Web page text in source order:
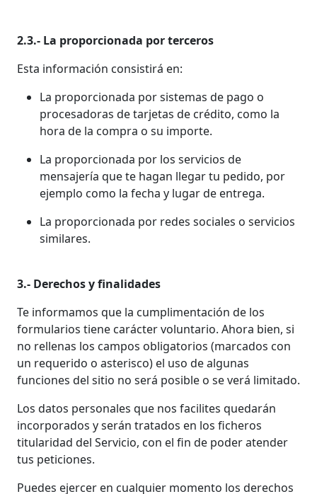
2.3.- La proporcionada por terceros
Esta información consistirá en:
La proporcionada por sistemas de pago o
procesadoras de tarjetas de crédito, como la
hora de la compra o su importe.
La proporcionada por los servicios de
mensajería que te hagan llegar tu pedido, por
ejemplo como la fecha y lugar de entrega.
La proporcionada por redes sociales o servicios
similares.
3.- Derechos y finalidades
Te informamos que la cumplimentación de los
formularios tiene carácter voluntario. Ahora bien, si
no rellenas los campos obligatorios (marcados con
un requerido o asterisco) el uso de algunas
funciones del sitio no será posible o se verá limitado.
Los datos personales que nos facilites quedarán
incorporados y serán tratados en los ficheros
titularidad del Servicio, con el fin de poder atender
tus peticiones.
Puedes ejercer en cualquier momento los derechos